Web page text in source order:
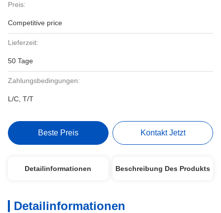
Preis:
Competitive price
Lieferzeit:
50 Tage
Zahlungsbedingungen:
L/C, T/T
Beste Preis Kontakt Jetzt
Detailinformationen Beschreibung Des Produkts
Detailinformationen